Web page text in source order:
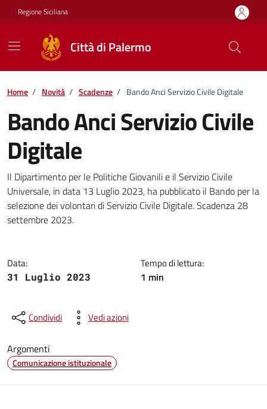
Vai ai contenuti
Vai al footer
Regione Siciliana
Città di Palermo
Home / Novità / Scadenze / Bando Anci Servizio Civile Digitale
Bando Anci Servizio Civile
Digitale
Dettagli della notizia
Il Dipartimento per le Politiche Giovanili e il Servizio Civile
Universale, in data 13 Luglio 2023, ha pubblicato il Bando per la
selezione dei volontari di Servizio Civile Digitale. Scadenza 28
settembre 2023.
Data:
31 Luglio 2023
Tempo di lettura:
1 min
Condividi Vedi azioni
Argomenti
Comunicazione istituzionale